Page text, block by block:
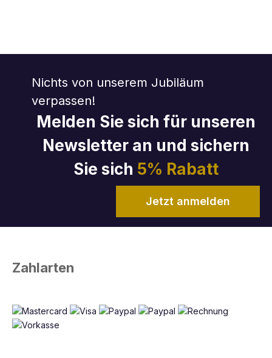
Nichts von unserem Jubiläum
verpassen!
Melden Sie sich für unseren
Newsletter an und sichern
Sie sich 5% Rabatt
Jetzt anmelden
Zahlarten